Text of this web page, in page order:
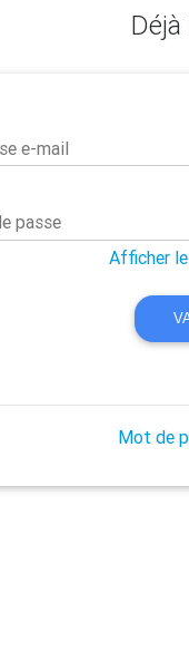
e-mail
passe
Afficher
Mot de